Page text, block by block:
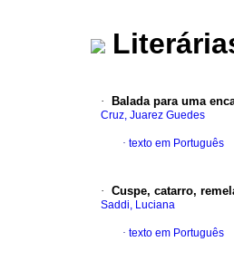
· Balada para uma
Cruz, Juarez Guedes
· texto em Português
· Cuspe, catarro,
Saddi, Luciana
· texto em Português